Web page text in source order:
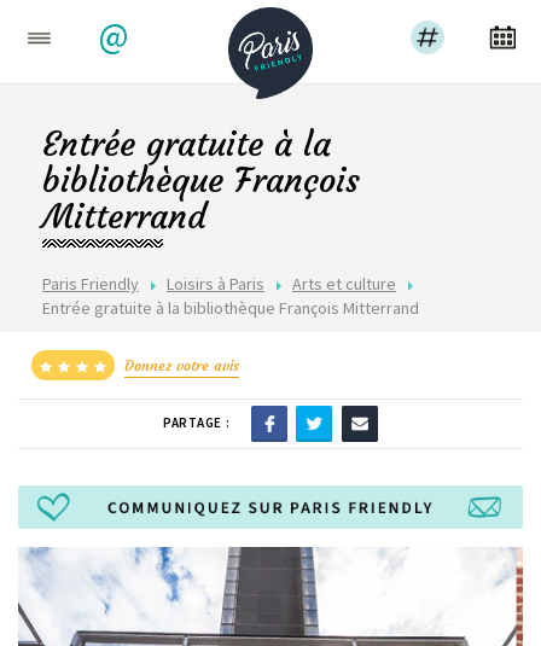
@
Paris Friendly Loisirs à Paris
Arts et culture
Entrée gratuite à la bibliothèque François Mitterrand
Entrée gratuite à la
bibliothèque François
Mitterrand
Donnez votre avis
PARTAGE :